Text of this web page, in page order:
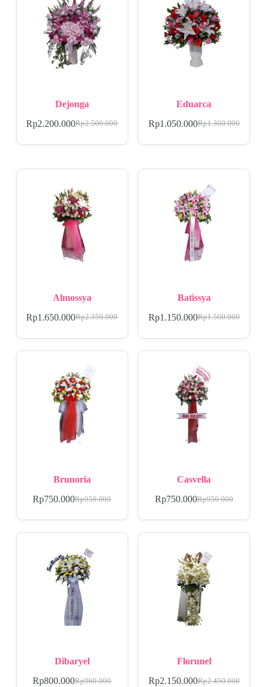
Dejonga
Rp2.500.000
Rp2.200.000
Eduarca
Rp1.300.000
Rp1.050.000
Almossya
Rp2.350.000
Rp1.650.000
Batissya
Rp1.500.000
Rp1.150.000
Brunoria
Rp950.000
Rp750.000
Casvella
Rp950.000
Rp750.000
Dibaryel
Rp960.000
Rp800.000
Florunel
Rp2.450.000
Rp2.150.000